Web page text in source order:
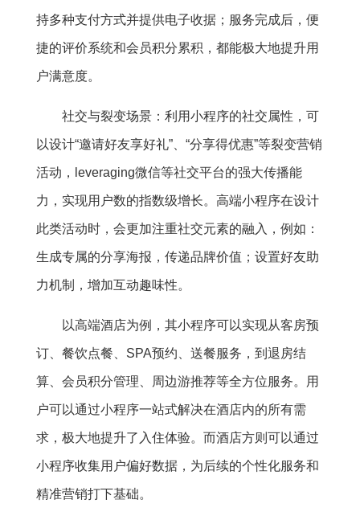
持多种支付方式并提供电子收据；服务完成后，便
捷的评价系统和会员积分累积，都能极大地提升用
户满意度。
社交与裂变场景：利用小程序的社交属性，可
以设计“邀请好友享好礼”、“分享得优惠”等裂变营销
活动，leveraging微信等社交平台的强大传播能
力，实现用户数的指数级增长。高端小程序在设计
此类活动时，会更加注重社交元素的融入，例如：
生成专属的分享海报，传递品牌价值；设置好友助
力机制，增加互动趣味性。
以高端酒店为例，其小程序可以实现从客房预
订、餐饮点餐、SPA预约、送餐服务，到退房结
算、会员积分管理、周边游推荐等全方位服务。用
户可以通过小程序一站式解决在酒店内的所有需
求，极大地提升了入住体验。而酒店方则可以通过
小程序收集用户偏好数据，为后续的个性化服务和
精准营销打下基础。